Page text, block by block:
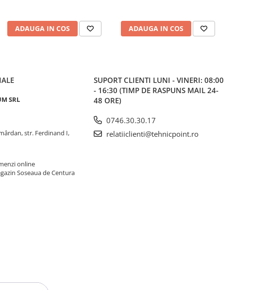
ADAUGA IN COS ADAUGA IN COS
SRL
str. Ferdinand I,
online
Soseaua de Centura
SUPORT CLIENTI LUNI - VINERI: 08:00
- 16:30 (TIMP DE RASPUNS MAIL 24-
48 ORE)
0746.30.30.17
relatiiclienti@tehnicpoint.ro